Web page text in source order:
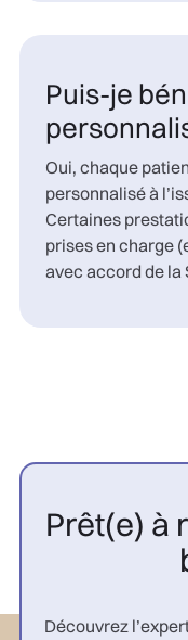
Puis-je
Oui, chaque
personnalisé à
Certaines
prises en charge
avec accord de la
Prêt(e) à
Découvrez